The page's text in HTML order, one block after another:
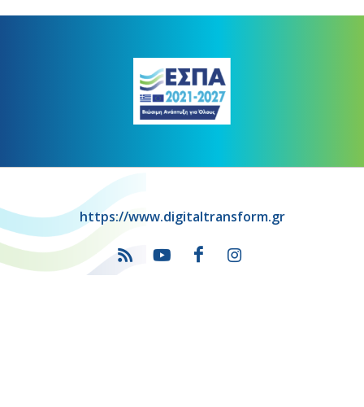
https://www.digitaltransform.gr